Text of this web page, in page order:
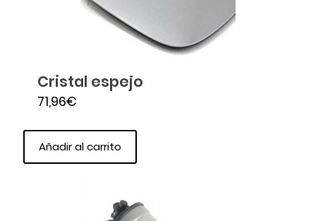
Cristal espejo
71,96€
Añadir al carrito